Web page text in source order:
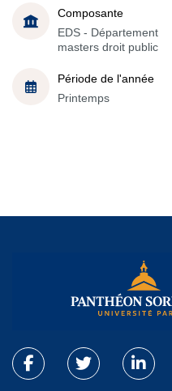
Composante
EDS - Département
masters droit public
Période de l'année
Printemps